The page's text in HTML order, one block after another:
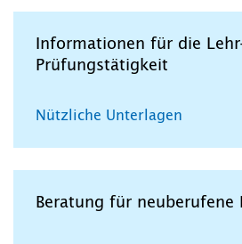
Informationen für die
Prüfungstätigkeit
Nützliche Unterlagen
Beratung für neuberufene